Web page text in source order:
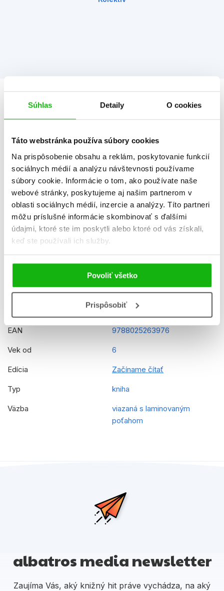
Súhlas Detaily O cookies
Táto webstránka používa súbory cookies
Na prispôsobenie obsahu a reklám, poskytovanie funkcií
sociálnych médií a analýzu návštevnosti používame
súbory cookie. Informácie o tom, ako používate naše
webové stránky, poskytujeme aj našim partnerom v
oblasti sociálnych médií, inzercie a analýzy. Títo partneri
môžu príslušné informácie skombinovať s ďalšími
údajmi, ktoré ste im poskytli alebo ktoré od vás získali,
keď ste používali ich služby.
Povoliť všetko
Prispôsobiť
Informácie
Žáner
dobrodružstvo
ilustrované knihy
Počet strán 32
K stiahnutiu Ukážka.pdf
Dátum vydania 31.7.2026
Formát 160x230 mm
Hmotnosť 0,211 kg
slovenčina
Číslo dielu 2
Disney Pixar - Skokani
EAN 9788025263976
Vek od 6
Edícia Začíname čítať
Typ kniha
Väzba
viazaná s laminovaným
poťahom
albatros media newsletter
Zaujíma Vás, aký knižný hit práve vychádza, na aký